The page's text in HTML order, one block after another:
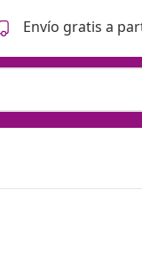
Envío gratis a